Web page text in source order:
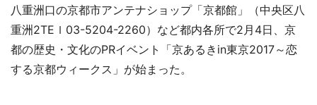
八重洲口の京都市アンテナショップ「京都館」（中央区八
重洲2TEｌ03-5204-2260）など都内各所で2月4日、京
都の歴史・文化のPRイベント「京あるきin東京2017～恋
する京都ウィークス」が始まった。